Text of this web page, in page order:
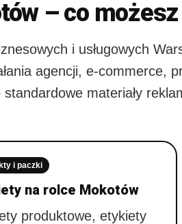
– co
i usługowych
agencji, e-commerce,
materiały
i paczki
na rolce Mokotów
produktowe, etykiety